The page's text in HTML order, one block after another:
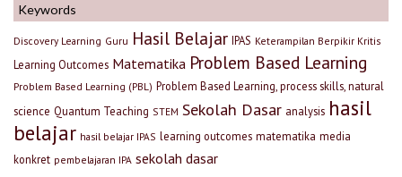
Keywords
Discovery Learning Guru Hasil Belajar IPAS Keterampilan Berpikir Kritis
Learning Outcomes Matematika Problem Based Learning
Problem Based Learning (PBL) Problem Based Learning, process skills, natural
science Quantum Teaching STEM Sekolah Dasar analysis hasil
belajar hasil belajar IPAS learning outcomes matematika media
konkret pembelajaran IPA sekolah dasar